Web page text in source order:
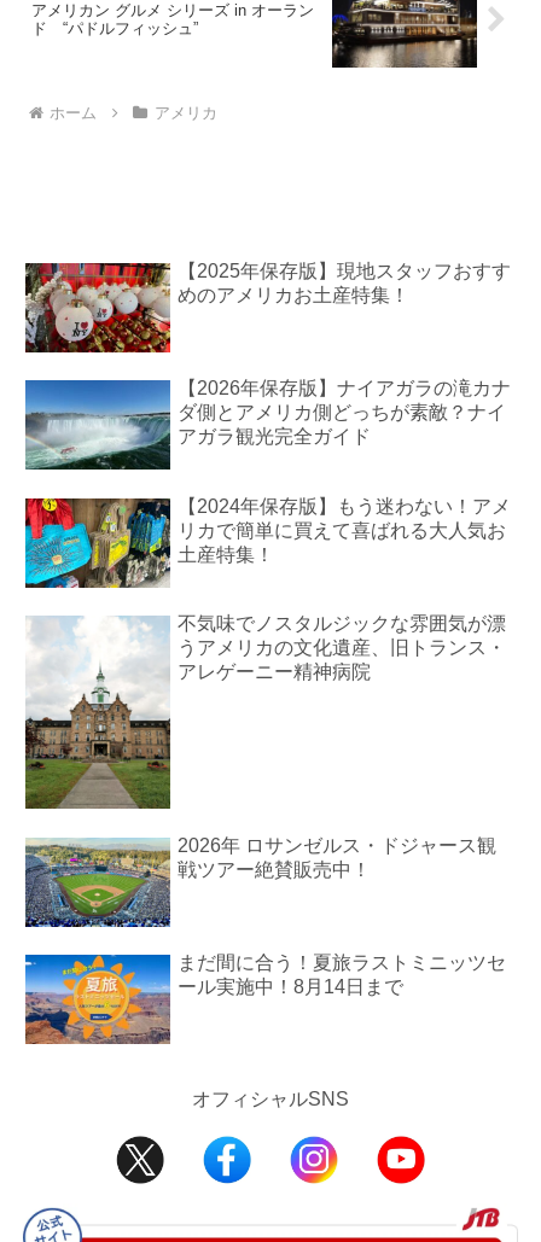
アメリカン グルメ シリーズ in オーラン
ド “パドルフィッシュ”
ホーム アメリカ
【2025年保存版】現地スタッフおすす
めのアメリカお土産特集！
【2026年保存版】ナイアガラの滝カナ
ダ側とアメリカ側どっちが素敵？ナイ
アガラ観光完全ガイド
【2024年保存版】もう迷わない！アメ
リカで簡単に買えて喜ばれる大人気お
土産特集！
不気味でノスタルジックな雰囲気が漂
うアメリカの文化遺産、旧トランス・
アレゲーニー精神病院
2026年 ロサンゼルス・ドジャース観
戦ツアー絶賛販売中！
まだ間に合う！夏旅ラストミニッツセ
ール実施中！8月14日まで
オフィシャルSNS